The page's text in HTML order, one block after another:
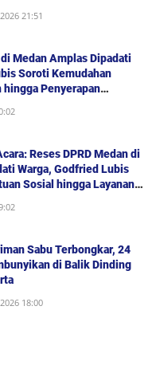
21:51
Medan Amplas Dipadati
Soroti Kemudahan
hingga Penyerapan
Reses DPRD Medan di
Warga, Godfried Lubis
Sosial hingga Layanan
Sabu Terbongkar, 24
di Balik Dinding
18:00